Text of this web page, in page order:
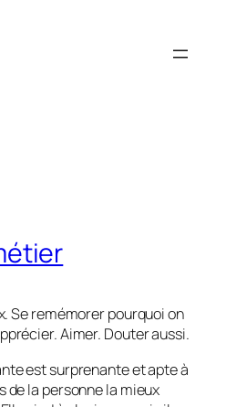
Se remémorer pourquoi on
Aimer. Douter aussi.
est surprenante et apte à
de la personne la mieux